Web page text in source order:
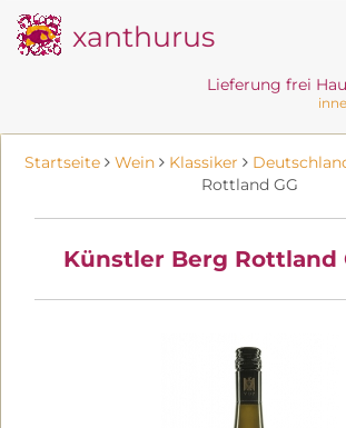
xanthurus
Lieferung frei
Startseite Wein Klassiker
Rottland GG
Künstler Berg Rottland